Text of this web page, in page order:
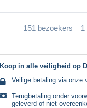
151 bezoekers 1
Koop in alle veiligheid op
Veilige betaling via onze
Terugbetaling onder
geleverd of niet